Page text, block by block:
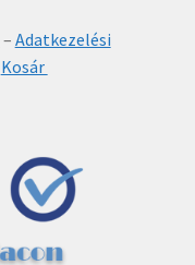
– Adatkezelési
Kosár